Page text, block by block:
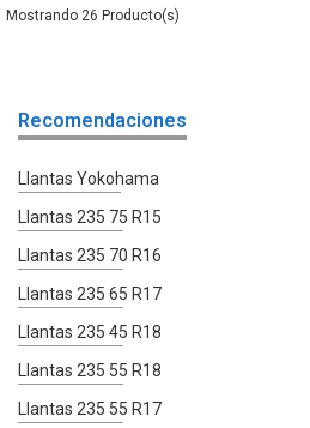
26
Recomendaciones
Llantas Yokohama
Llantas 235 75 R15
Llantas 235 70 R16
Llantas 235 65 R17
Llantas 235 45 R18
Llantas 235 55 R18
Llantas 235 55 R17